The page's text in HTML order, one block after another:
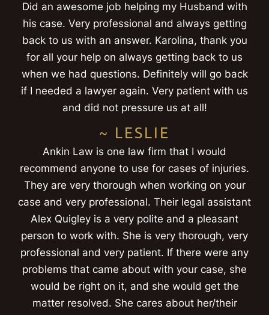
Did an awesome job helping my Husband with
his case. Very professional and always getting
back to us with an answer. Karolina, thank you
for all your help on always getting back to us
when we had questions. Definitely will go back
if I needed a lawyer again. Very patient with us
and did not pressure us at all!
~ LESLIE
Ankin Law is one law firm that I would
recommend anyone to use for cases of injuries.
They are very thorough when working on your
case and very professional. Their legal assistant
Alex Quigley is a very polite and a pleasant
person to work with. She is very thorough, very
professional and very patient. If there were any
problems that came about with your case, she
would be right on it, and she would get the
matter resolved. She cares about her/their